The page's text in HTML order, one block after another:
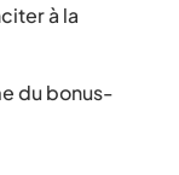
à la
du bonus-